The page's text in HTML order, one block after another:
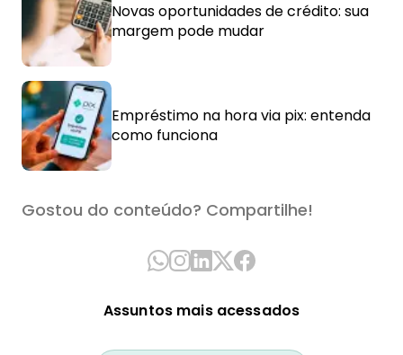
Novas oportunidades de crédito: sua
margem pode mudar
Empréstimo na hora via pix: entenda
como funciona
Gostou do conteúdo? Compartilhe!
Assuntos mais acessados